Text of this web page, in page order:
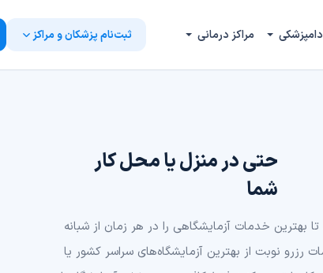
دامپزشکی مراکز درمانی ثبت‌نام پزشکان و مراکز
حتی در منزل یا محل کار
شما
بهترین خدمات آزمایشگاهی را در هر زمان از شبانه
رزرو نوبت از بهترین آزمایشگاه‌های سراسر کشور یا